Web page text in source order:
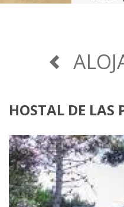
HOSTAL DE LAS